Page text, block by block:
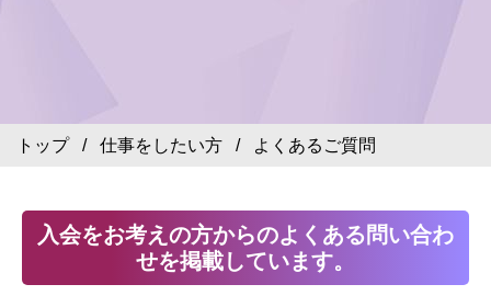
トップ/ 仕事をしたい方 / よくあるご質問
入会をお考えの方からのよくある問い合わ
せを掲載しています。